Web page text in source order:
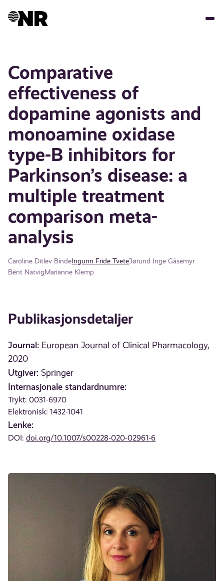
Comparative
effectiveness of
dopamine agonists and
monoamine oxidase
type-B inhibitors for
Parkinson’s disease: a
multiple treatment
comparison meta-
analysis
Caroline Ditlev BindeIngunn Fride TveteJørund Inge Gåsemyr
Bent NatvigMarianne Klemp
Publikasjonsdetaljer
Journal: European Journal of Clinical Pharmacology,
2020
Utgiver: Springer
Internasjonale standardnumre:
Trykt: 0031-6970
Elektronisk: 1432-1041
Lenke:
DOI:doi.org/10.1007/s00228-020-02961-6